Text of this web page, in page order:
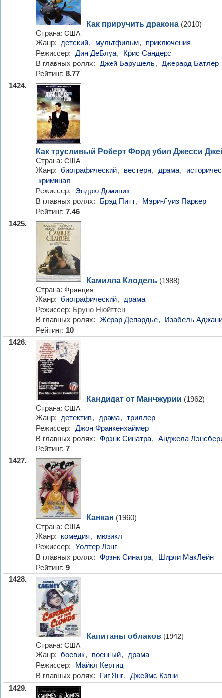
Как приручить дракона (2010)
Страна: США
Жанр: детский, мультфильм,
приключения
Режиссер: Дин ДеБлуа,
Крис Сандерс
В главных ролях: Джей Барушель, Джерард Батлер
Рейтинг: 8.77
1424.
Как трусливый Роберт Форд убил Джесси
Страна: США
Жанр: биографический, вестерн, драма,
криминал
Режиссер:
Эндрю Доминик
В главных ролях:
Брэд Питт,
Мэри-Луиз Паркер
Рейтинг: 7.46
1425.
Камилла Клодель (1988)
Страна: Франция
Жанр: биографический,
драма
Режиссер: Бруно Нюйттен
В главных ролях: Жерар Депардье,
Изабель Аджани
Рейтинг: 10
1426.
Кандидат от Манчжурии (1962)
Страна: США
Жанр: детектив, драма, триллер
Режиссер: Джон Франкенхаймер
В главных ролях: Фрэнк Синатра, Анджела
Рейтинг: 7
1427.
Канкан (1960)
Страна: США
Жанр: комедия,
мюзикл
Режиссер: Уолтер Лэнг
В главных ролях: Фрэнк Синатра,
Ширли МакЛейн
Рейтинг: 9
1428.
Капитаны облаков (1942)
Страна: США
Жанр: боевик, военный,
драма
Режиссер:
Майкл Кертиц
В главных ролях:
Гиг Янг, Джеймс Кэгни
1429.